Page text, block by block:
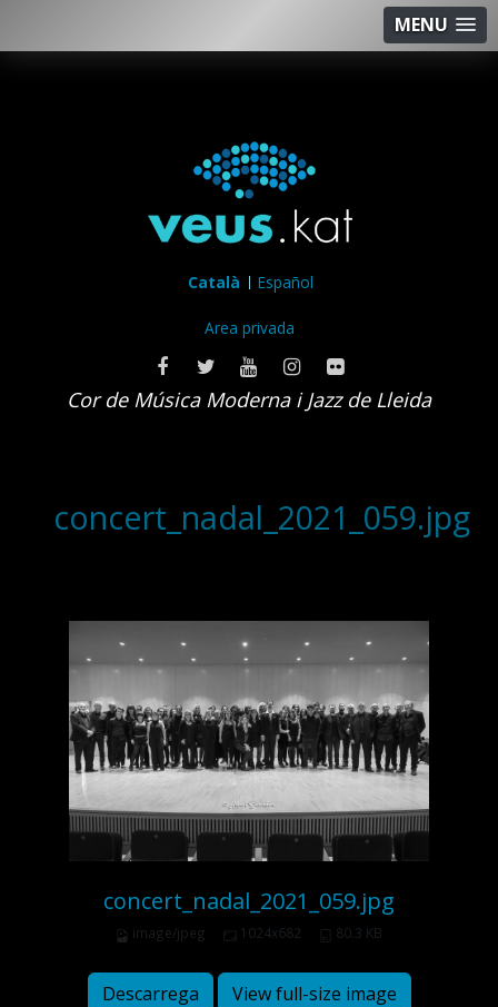
MENU
Català Español
Area privada
Cor de Música Moderna i Jazz de Lleida
concert_nadal_2021_059.jpg
concert_nadal_2021_059.jpg
image/jpeg 1024x682 80.3 KB
Descarrega View full-size image